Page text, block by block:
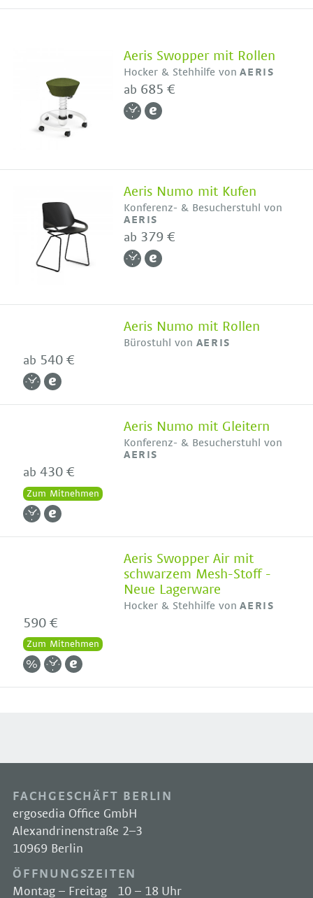
Aeris Swopper mit Rollen
Hocker & Stehhilfe vonAERIS
ab 685 €
Aeris Numo mit Kufen
Konferenz- & Besucherstuhl von
AERIS
ab 379 €
Aeris Numo mit Rollen
Bürostuhl von AERIS
ab 540 €
Aeris Numo mit Gleitern
Konferenz- & Besucherstuhl von
AERIS
ab 430 €
Zum Mitnehmen
Aeris Swopper Air mit
schwarzem Mesh-Stoff -
Neue Lagerware
Hocker & Stehhilfe vonAERIS
590 €
Zum Mitnehmen
FACHGESCHÄFT BERLIN
ergosedia Office GmbH
Alexandrinenstraße 2–3
10969 Berlin
ÖFFNUNGSZEITEN
Montag – Freitag
10 – 18 Uhr